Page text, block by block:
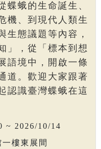
蝶蛾的生命誕生、
機、到現代人類生
生態議題等內容，
」，從「標本到想
語境中，開啟一條
道。歡迎大家跟著
認識臺灣蝶蛾在這
~ 2026/10/14
樓東展間